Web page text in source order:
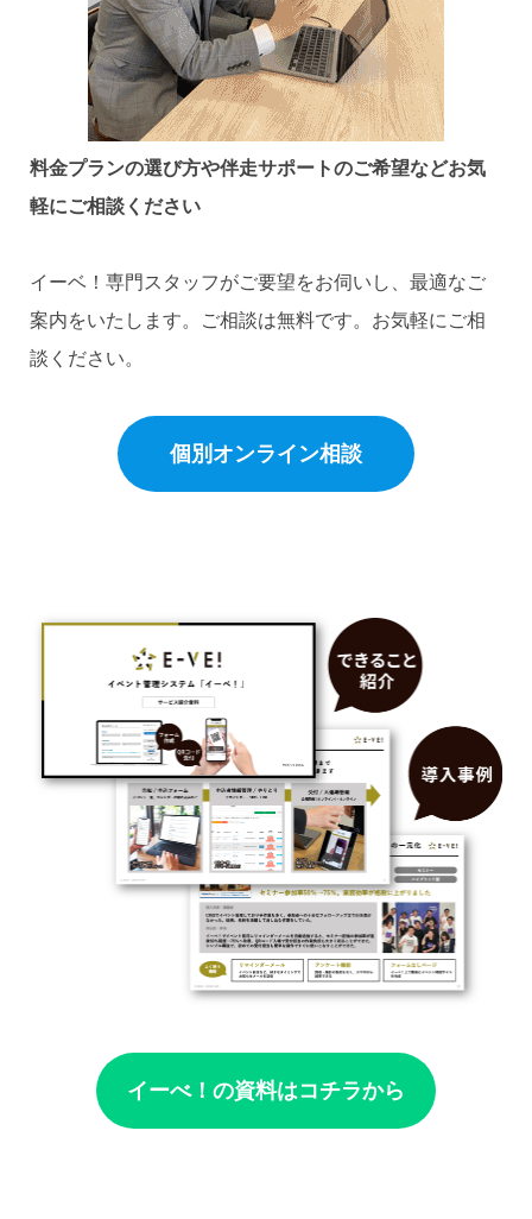
料金プランの選び方や伴走サポートのご希望などお気
軽にご相談ください
イーベ！専門スタッフがご要望をお伺いし、最適なご
案内をいたします。ご相談は無料です。お気軽にご相
談ください。
個別オンライン相談
イーべ！の資料はコチラから